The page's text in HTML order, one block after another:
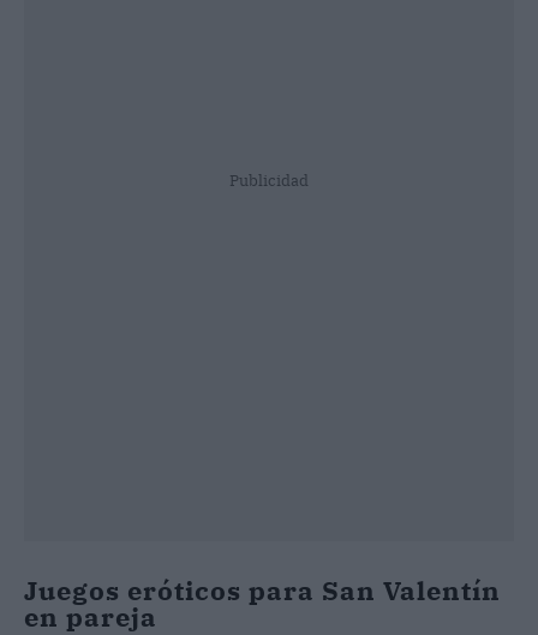
Publicidad
Juegos eróticos para San Valentín
en pareja